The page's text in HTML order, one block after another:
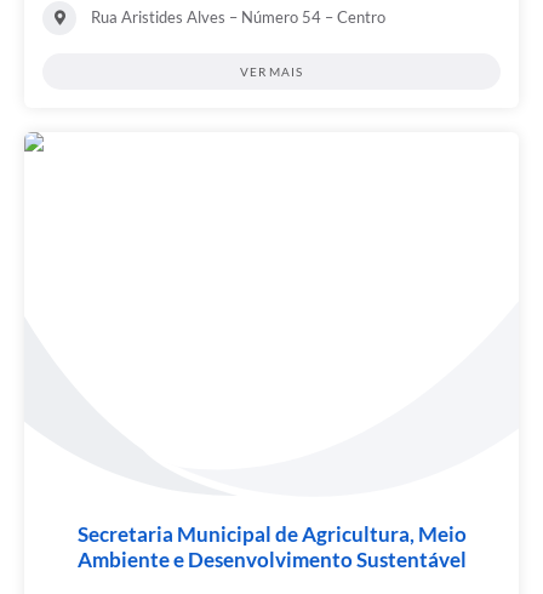
Rua Aristides Alves – Número 54 – Centro
VER MAIS
Secretaria Municipal de Agricultura, Meio
Ambiente e Desenvolvimento Sustentável